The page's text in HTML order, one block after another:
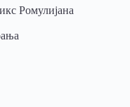
Ромулијана